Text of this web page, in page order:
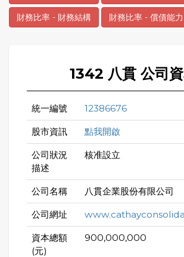
財務比率 - 財務結構 財務比率 - 償債能力
1342 八貫 公司
統一編號 12386676
股市資訊 點我開啟
公司狀況
描述
核准設立
公司名稱 八貫企業股份有限公司
公司網址
資本總額
(元)
900,000,000